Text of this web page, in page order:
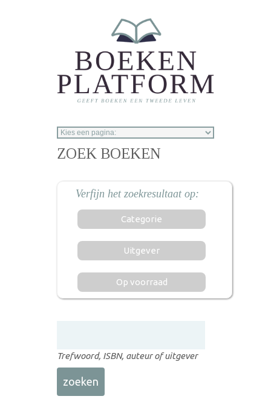
ZOEK BOEKEN
Categorie
Uitgever
Op voorraad
Trefwoord, ISBN, auteur of uitgever